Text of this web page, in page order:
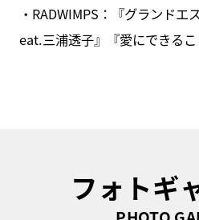
・RADWIMPS：『グランド
eat.三浦透子』『愛にできるこ
フォトギ